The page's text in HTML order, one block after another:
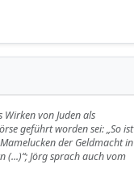
von Juden als
geführt worden sei: „So ist
der Geldmacht in
Jörg sprach auch vom